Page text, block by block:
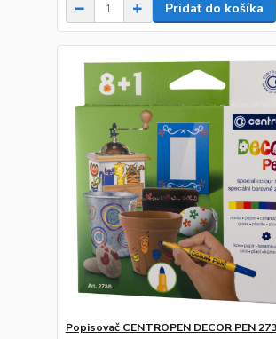
Pridať do košíka
Popisovač CENTROPEN DECOR PEN